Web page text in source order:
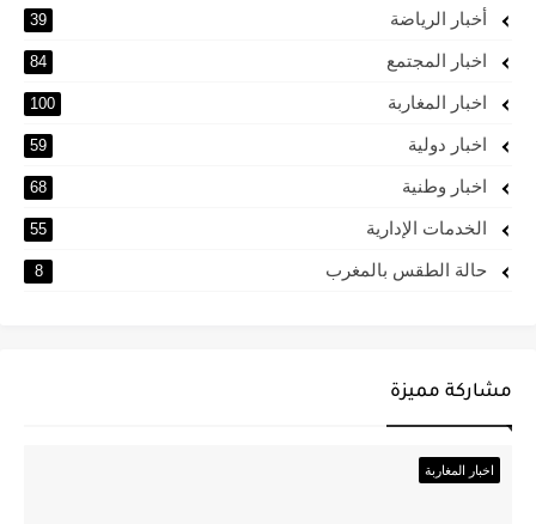
أخبار الرياضة 39
اخبار المجتمع 84
اخبار المغاربة 100
اخبار دولية 59
اخبار وطنية 68
الخدمات الإدارية 55
حالة الطقس بالمغرب 8
مشاركة مميزة
اخبار المغاربة